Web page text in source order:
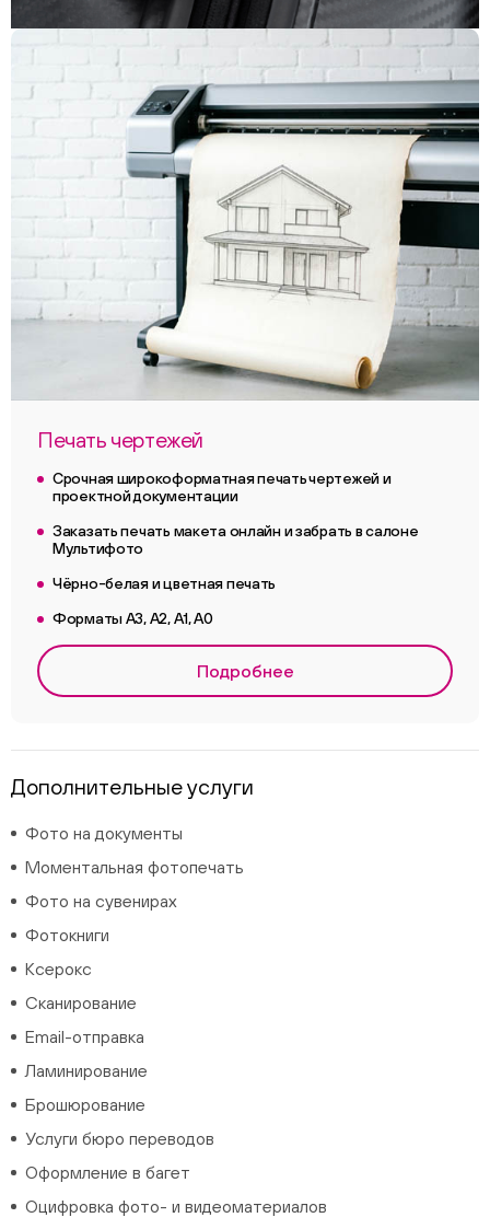
Печать чертежей
Срочная широкоформатная печать чертежей и
проектной документации
Заказать печать макета онлайн и забрать в салоне
Мультифото
Чёрно-белая и цветная печать
Форматы А3, А2, А1, А0
Подробнее
Дополнительные услуги
Фото на документы
Моментальная фотопечать
Фото на сувенирах
Фотокниги
Ксерокс
Сканирование
Email-отправка
Ламинирование
Брошюрование
Услуги бюро переводов
Оформление в багет
Оцифровка фото- и видеоматериалов